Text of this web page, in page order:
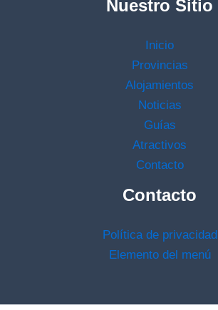
Nuestro Sitio
Inicio
Provincias
Alojamientos
Noticias
Guías
Atractivos
Contacto
Contacto
Política de privacidad
Elemento del menú